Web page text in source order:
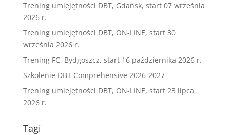
Trening umiejętności DBT, Gdańsk, start 07 września
2026 r.
Trening umiejętności DBT, ON-LINE, start 30
września 2026 r.
Trening FC, Bydgoszcz, start 16 października 2026 r.
Szkolenie DBT Comprehensive 2026-2027
Trening umiejętności DBT, ON-LINE, start 23 lipca
2026 r.
Tagi